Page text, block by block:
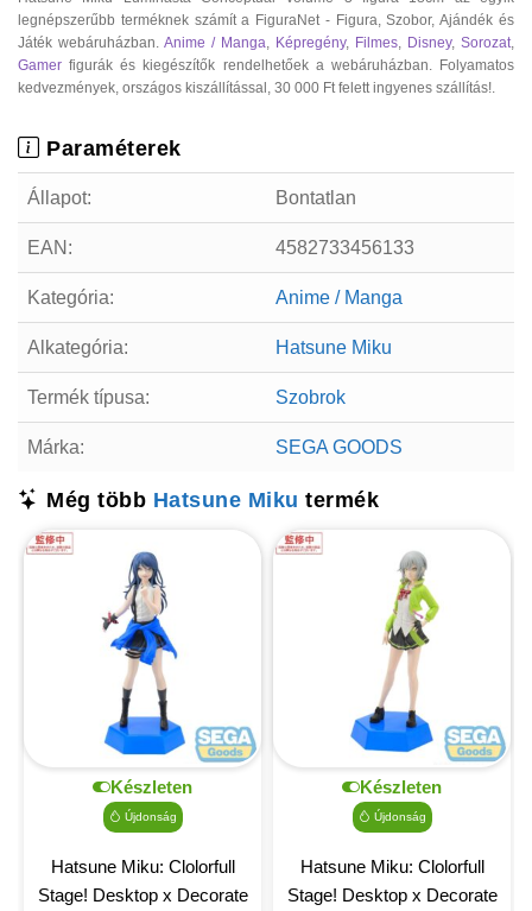
legnépszerűbb terméknek számít a FiguraNet - Figura, Szobor, Ajándék és
Játék webáruházban. Anime / Manga, Képregény, Filmes, Disney, Sorozat,
Gamer figurák és kiegészítők rendelhetőek a webáruházban. Folyamatos
kedvezmények, országos kiszállítással, 30 000 Ft felett ingyenes szállítás!.
Paraméterek
Állapot: Bontatlan
EAN: 4582733456133
Kategória: Anime / Manga
Alkategória: Hatsune Miku
Termék típusa: Szobrok
Márka: SEGA GOODS
Még több Hatsune Miku termék
Készleten
Újdonság
Hatsune Miku: Clolorfull
Stage! Desktop x Decorate
Készleten
Újdonság
Hatsune Miku: Clolorfull
Stage! Desktop x Decorate